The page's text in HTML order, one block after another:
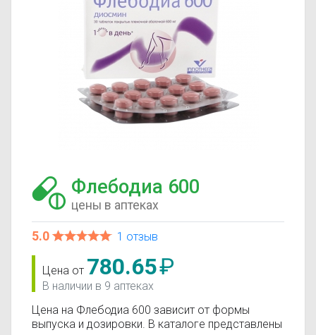
Флебодиа 600
цены в аптеках
5.0 1 отзыв
Цена от 780.65₽
В наличии в 9 аптеках
Цена на Флебодиа 600 зависит от формы
выпуска и дозировки. В каталоге представлены